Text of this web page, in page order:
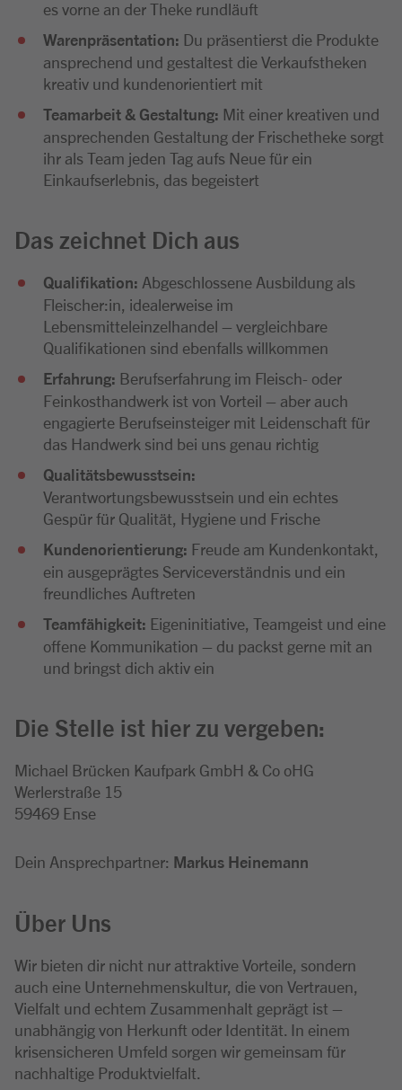
es vorne an der Theke rundläuft
Warenpräsentation: Du präsentierst die Produkte
ansprechend und gestaltest die Verkaufstheken
kreativ und kundenorientiert mit
Teamarbeit & Gestaltung: Mit einer kreativen und
ansprechenden Gestaltung der Frischetheke sorgt
ihr als Team jeden Tag aufs Neue für ein
Einkaufserlebnis, das begeistert
Das zeichnet Dich aus
Qualifikation: Abgeschlossene Ausbildung als
Fleischer:in, idealerweise im
Lebensmitteleinzelhandel – vergleichbare
Qualifikationen sind ebenfalls willkommen
Erfahrung: Berufserfahrung im Fleisch- oder
Feinkosthandwerk ist von Vorteil – aber auch
engagierte Berufseinsteiger mit Leidenschaft für
das Handwerk sind bei uns genau richtig
Qualitätsbewusstsein:
Verantwortungsbewusstsein und ein echtes
Gespür für Qualität, Hygiene und Frische
Kundenorientierung: Freude am Kundenkontakt,
ein ausgeprägtes Serviceverständnis und ein
freundliches Auftreten
Teamfähigkeit: Eigeninitiative, Teamgeist und eine
offene Kommunikation – du packst gerne mit an
und bringst dich aktiv ein
Die Stelle ist hier zu vergeben:
Michael Brücken Kaufpark GmbH & Co oHG
Werlerstraße 15
59469 Ense
Dein Ansprechpartner: Markus Heinemann
Über Uns
Wir bieten dir nicht nur attraktive Vorteile, sondern
auch eine Unternehmenskultur, die von Vertrauen,
Vielfalt und echtem Zusammenhalt geprägt ist –
unabhängig von Herkunft oder Identität. In einem
krisensicheren Umfeld sorgen wir gemeinsam für
nachhaltige Produktvielfalt.